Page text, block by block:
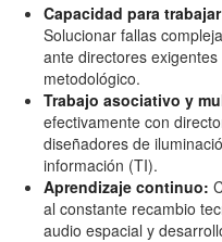
Capacidad para
Solucionar fallas
ante directores
metodológico.
Trabajo asociativo y
efectivamente con
diseñadores de
información (TI).
Aprendizaje continuo:
al constante recambio
audio espacial y